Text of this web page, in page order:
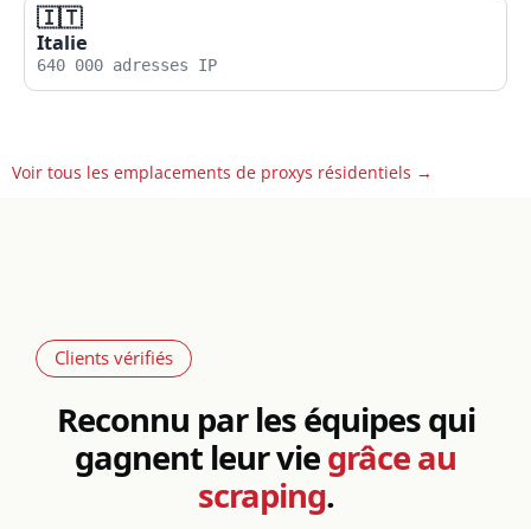
🇮🇹
Italie
640 000 adresses IP
Voir tous les emplacements de proxys résidentiels →
Clients vérifiés
Reconnu par les équipes qui
gagnent leur viegrâce au
scraping.